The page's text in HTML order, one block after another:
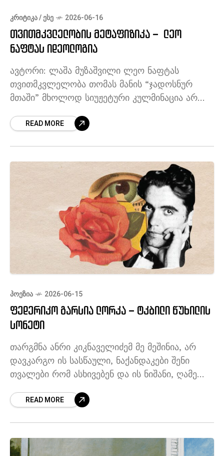
ᲙᲠᲘᲢᲘᲙᲐ / ᲔᲡᲔ 2026-06-16
თვითმკვლელობის მეტაფიზიკა – ლეო
ნაფტას იდეოლოგია
ავტორი: ლაშა მუზაშვილი ლეო ნაფტას
თვითმკვლელობა თომას მანის “ჯადოსნურ
მთაში” მხოლოდ სიუჟეტური კულმინაცია არ
ინტელექტუალური და სულიერი კრიზისის
READ MORE
ᲞᲝᲔᲖᲘᲐ 2026-06-15
ფედერიკო გარსია ლორკა – ტკბილი წუხილის
სონეტი
თარგმნა ანრი კიკნაველიძემ მე მეშინია, არ
დავკარგო ის სასწაული, ნაქანდაკები შენი
თვალები რომ ასხივებენ და ის ნიშანი, ღამე
ყვავილები რომ მიტოვებენ. მე მწუხარე ვარ,
READ MORE